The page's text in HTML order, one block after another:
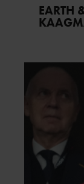
EARTH